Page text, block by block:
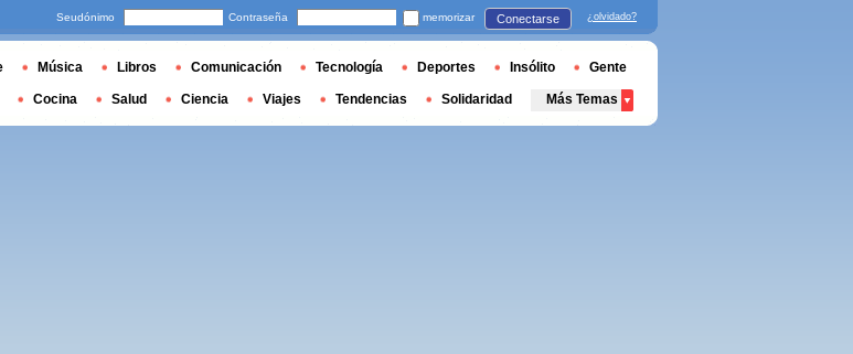
Seudónimo Contraseña memorizar Conectarse ¿olvidado?
Música Libros Comunicación Tecnología Deportes Insólito Gente
Cocina Salud Ciencia Viajes Tendencias Solidaridad Más Temas